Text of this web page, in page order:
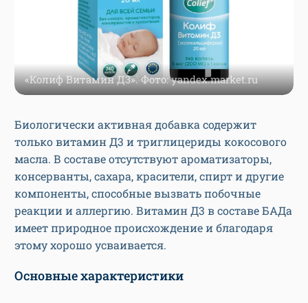
«Колиф Витамин Д3». Фото: yandex.market.ru
Биологически активная добавка содержит
только витамин Д3 и триглицериды кокосового
масла. В составе отсутствуют ароматизаторы,
консерванты, сахара, красители, спирт и другие
компоненты, способные вызвать побочные
реакции и аллергию. Витамин Д3 в составе БАДа
имеет природное происхождение и благодаря
этому хорошо усваивается.
Основные характеристики